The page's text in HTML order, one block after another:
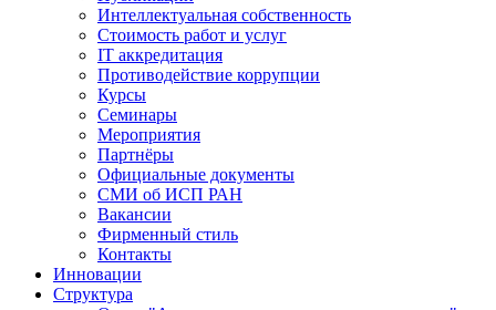
Интеллектуальная собственность
Стоимость работ и услуг
IT аккредитация
Противодействие коррупции
Курсы
Семинары
Мероприятия
Партнёры
Официальные документы
СМИ об ИСП РАН
Вакансии
Фирменный стиль
Контакты
Инновации
Структура